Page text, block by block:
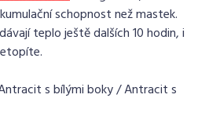
schopnost než mastek.
teplo ještě dalších 10 hodin, i
s bílými boky / Antracit s